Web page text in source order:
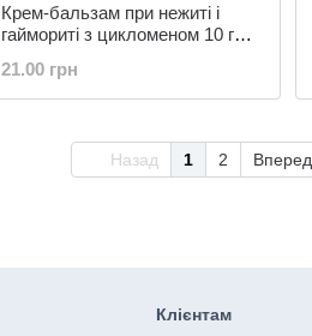
Крем-бальзам при нежиті і
гаймориті з цикломеном 10 г
21.00 грн
Назад 1 2 Вперед
Клієнтам